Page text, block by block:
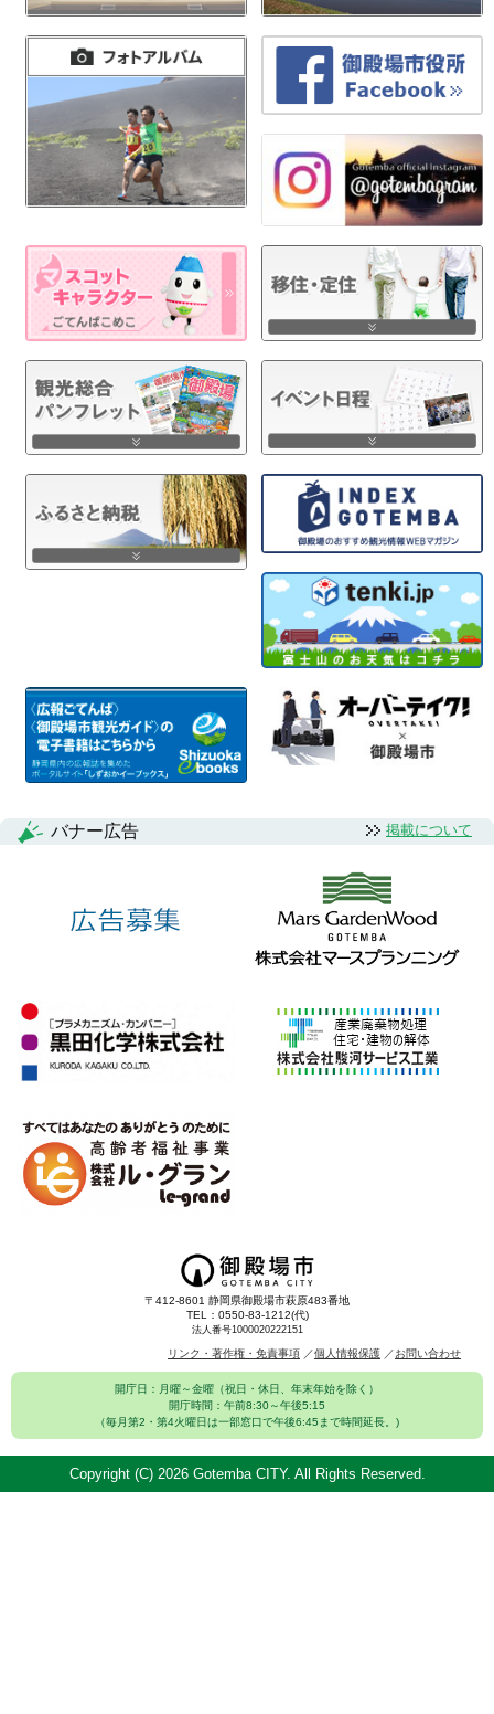
ン
バナー広告 掲載について
〒412-8601 静岡県御殿場市萩原483番地
TEL：0550-83-1212(代)
法人番号1000020222151
リンク・著作権・免責事項 個人情報保護 お問い合わせ
開庁日：月曜～金曜（祝日・休日、年末年始を除く）
開庁時間：午前8:30～午後5:15
（毎月第2・第4火曜日は一部窓口で午後6:45まで時間延長。)
Copyright (C) 2026 Gotemba CITY. All Rights Reserved.